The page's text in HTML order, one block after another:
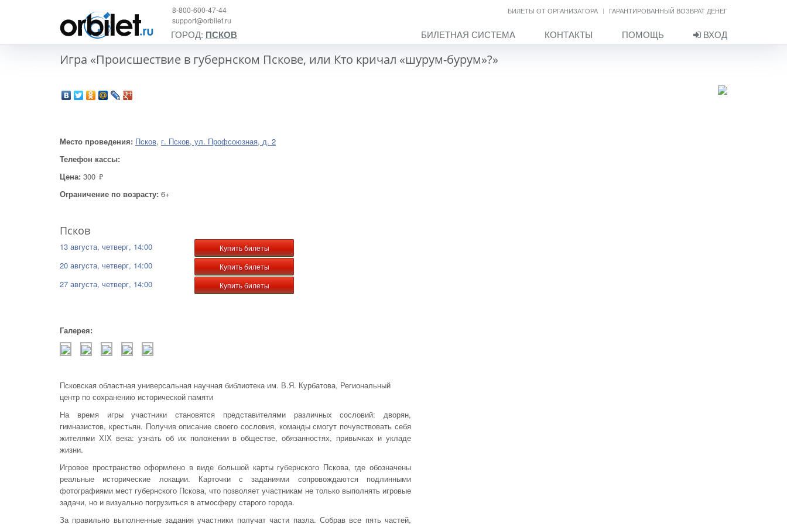
БИЛЕТЫ ОТ ОРГАНИЗАТОРА ГАРАНТИРОВАННЫЙ ВОЗВРАТ ДЕНЕГ
8-800-600-47-44
support@orbilet.ru
ГОРОД: ПСКОВ БИЛЕТНАЯ СИСТЕМА КОНТАКТЫ ПОМОЩЬ ВХОД
Игра «Происшествие в губернском Пскове, или Кто кричал «шурум-бурум»?»
Место проведения: Псков, г. Псков, ул. Профсоюзная, д. 2
Телефон кассы:
Цена: 300 руб.
Ограничение по возрасту: 6+
Псков
13 августа, четверг, 14:00 Купить билеты
20 августа, четверг, 14:00 Купить билеты
27 августа, четверг, 14:00 Купить билеты
Галерея:
Псковская областная универсальная научная библиотека им. В.Я. Курбатова, Региональный
центр по сохранению исторической памяти
На время игры участники становятся представителями различных сословий: дворян,
гимназистов, крестьян. Получив описание своего сословия, команды смогут почувствовать себя
жителями ХIХ века: узнать об их положении в обществе, обязанностях, привычках и укладе
жизни.
Игровое пространство оформлено в виде большой карты губернского Пскова, где обозначены
реальные исторические локации. Карточки с заданиями сопровождаются подлинными
фотографиями мест губернского Пскова, что позволяет участникам не только выполнять игровые
задачи, но и визуально погрузиться в атмосферу старого города.
За правильно выполненные задания участники получат части пазла. Собрав все пять частей,